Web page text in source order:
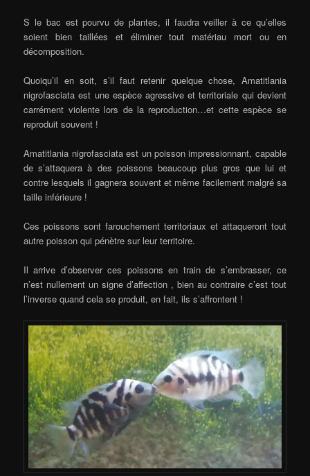
S le bac est pourvu de plantes, il faudra veiller à ce qu’elles
soient bien taillées et éliminer tout matériau mort ou en
décomposition.
Quoiqu’il en soit, s’il faut retenir quelque chose, Amatitlania
nigrofasciata est une espèce agressive et territoriale qui devient
carrément violente lors de la reproduction…et cette espèce se
reproduit souvent !
Amatitlania nigrofasciata est un poisson impressionnant, capable
de s’attaquera à des poissons beaucoup plus gros que lui et
contre lesquels il gagnera souvent et même facilement malgré sa
taille inférieure !
Ces poissons sont farouchement territoriaux et attaqueront tout
autre poisson qui pénètre sur leur territoire.
Il arrive d’observer ces poissons en train de s’embrasser, ce
n’est nullement un signe d’affection , bien au contraire c’est tout
l’inverse quand cela se produit, en fait, ils s’affrontent !